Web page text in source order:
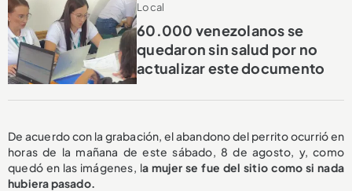
Local
60.000 venezolanos se
quedaron sin salud por no
actualizar este documento
De acuerdo con la grabación, el abandono del perrito ocurrió en
horas de la mañana de este sábado, 8 de agosto, y, como
quedó en las imágenes, la mujer se fue del sitio como si nada
hubiera pasado.